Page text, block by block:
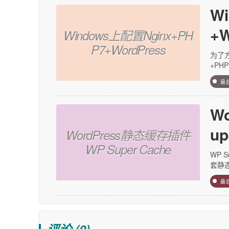
Windows上配置Nginx+PH
P7+WordPress
为了
最
WordPress静态缓存插件
WP Super Cache
WP
套静
最